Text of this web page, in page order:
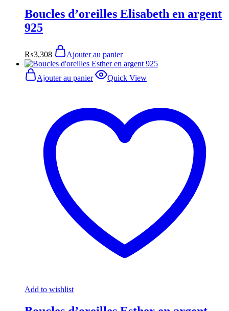
Boucles d’oreilles Elisabeth en argent
925
₨3,308 Ajouter au panier
Ajouter au panier Quick View
Add to wishlist